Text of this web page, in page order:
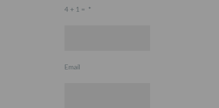
4 + 1 = *
Email